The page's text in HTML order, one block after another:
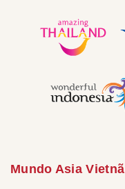
Mundo Asia Vietnã